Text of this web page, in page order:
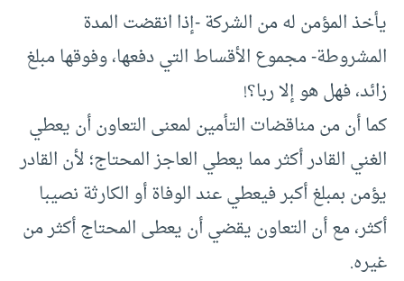
يأخذ المؤمن له من الشركة -إذا انقضت المدة
المشروطة- مجموع الأقساط التي دفعها، وفوقها مبلغ
زائد، فهل هو إلا ربا؟!
كما أن من مناقضات التأمين لمعنى التعاون أن يعطي
الغني القادر أكثر مما يعطي العاجز المحتاج؛ لأن القادر
يؤمن بمبلغ أكبر فيعطي عند الوفاة أو الكارثة نصيبا
أكثر، مع أن التعاون يقضي أن يعطى المحتاج أكثر من
غيره.